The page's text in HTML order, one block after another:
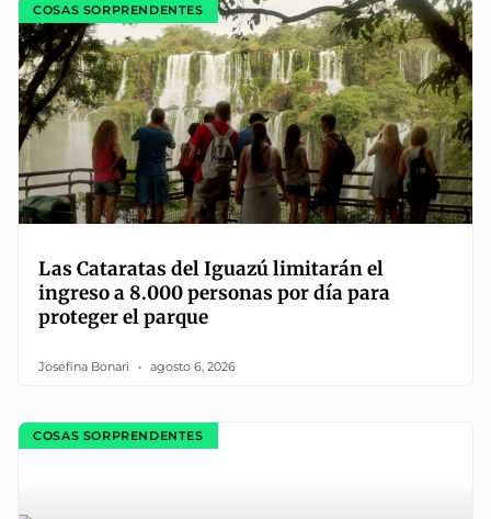
COSAS SORPRENDENTES
Las Cataratas del Iguazú limitarán el
ingreso a 8.000 personas por día para
proteger el parque
Josefina Bonari agosto 6, 2026
COSAS SORPRENDENTES